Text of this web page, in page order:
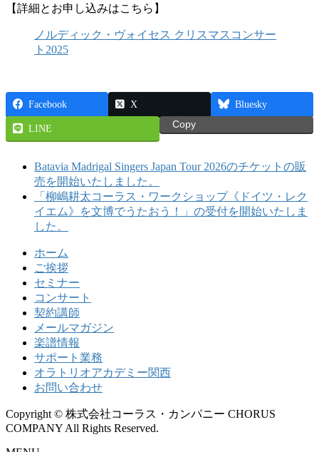
【詳細とお申し込みはこちら】
ノルディック・ヴォイセス クリスマスコンサー
ト2025
Facebook X Bluesky
LINE Copy
Batavia Madrigal Singers Japan Tour 2026のチケットの販
売を開始いたしました。
「柳嶋耕太コーラス・ワークショップ《ドイツ・レク
イエム》を文博でうたおう！」の受付を開始いたしま
した。
ホーム
ご挨拶
セミナー
コンサート
契約講師
メールマガジン
楽譜情報
サポート業務
オラトリオアカデミー関西
お問い合わせ
Copyright © 株式会社コーラス・カンパニー CHORUS
COMPANY All Rights Reserved.